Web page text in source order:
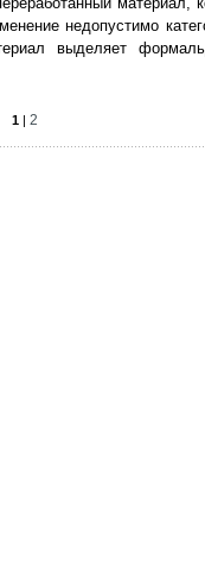
недопустимо
выделяет
1| 2